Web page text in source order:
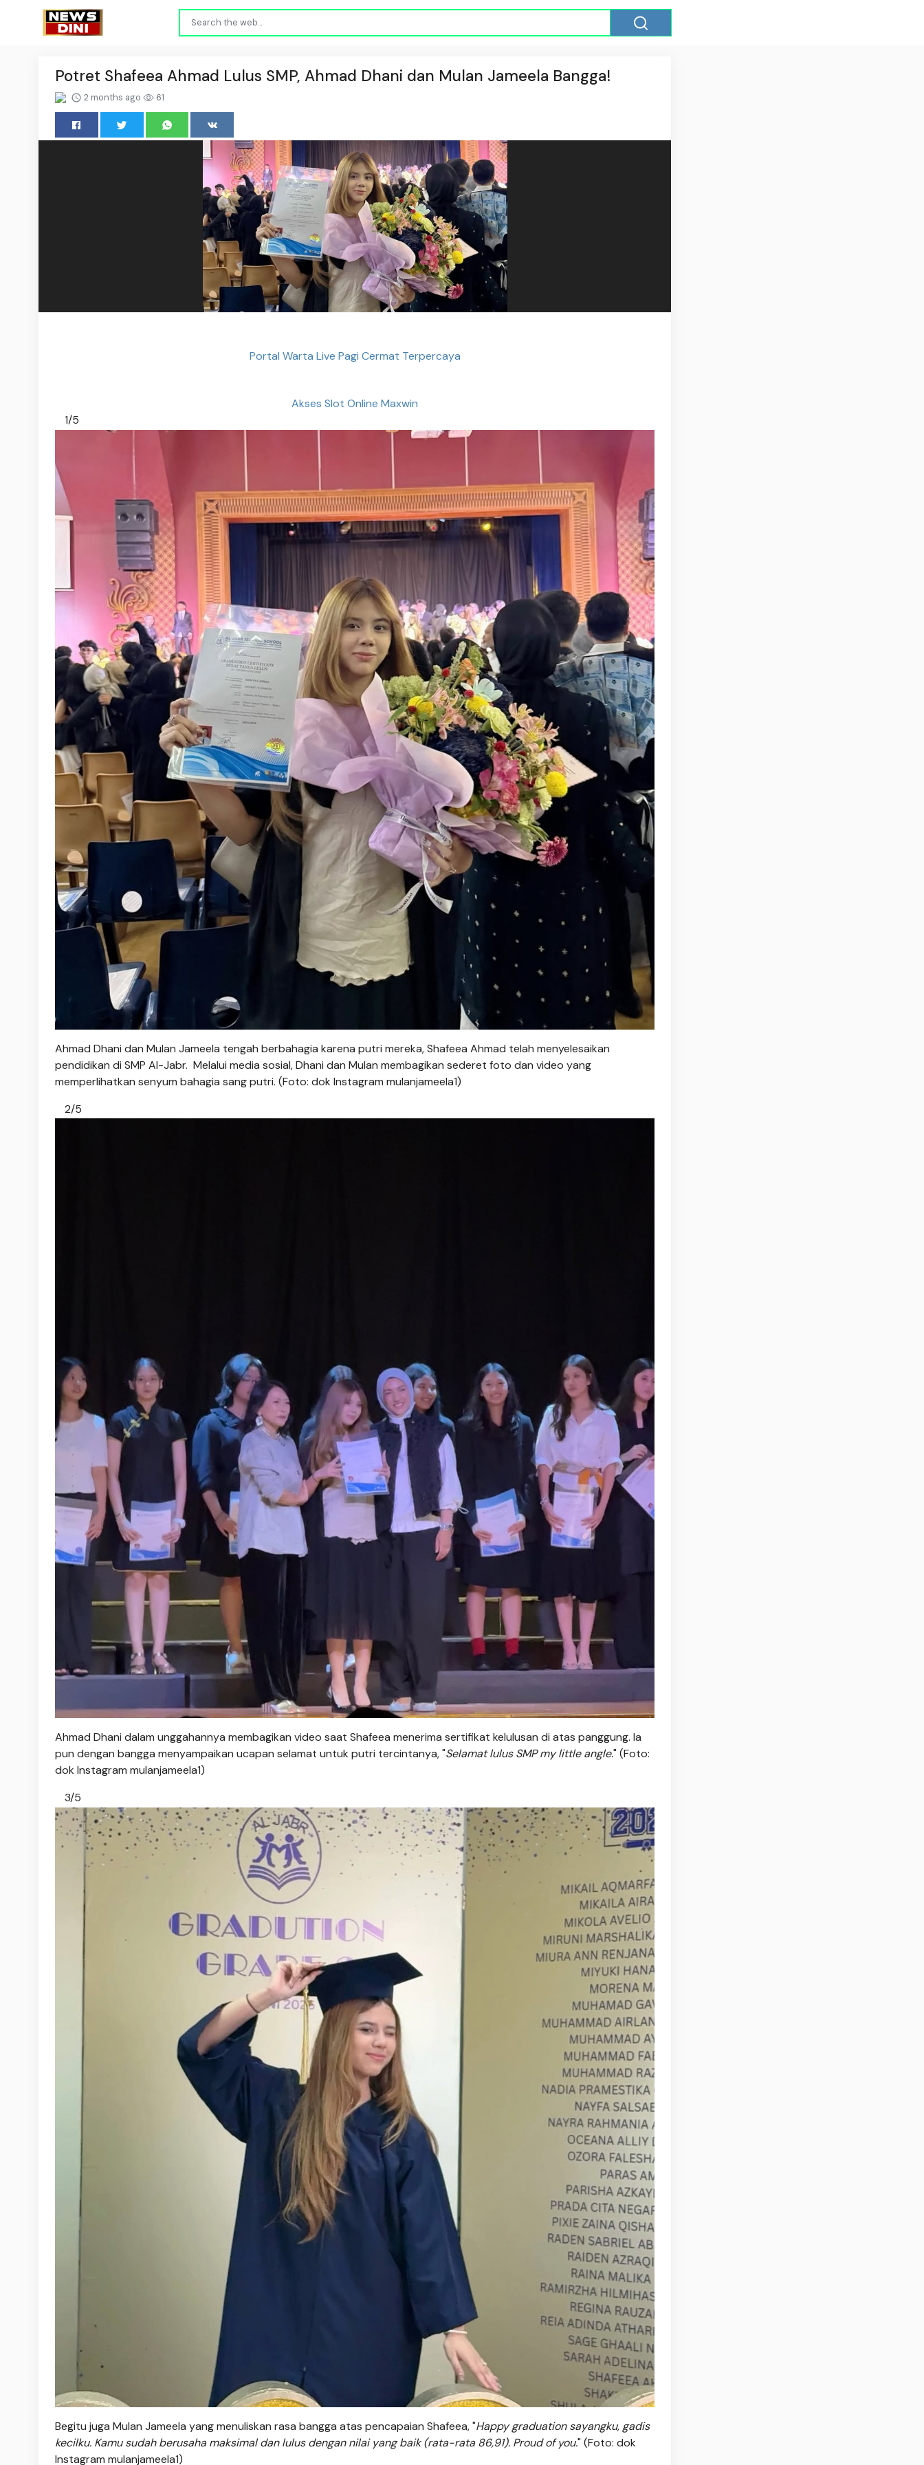
Potret Shafeea Ahmad Lulus SMP, Ahmad Dhani dan Mulan Jameela Bangga!
2 months ago 61
Portal Warta Live Pagi Cermat Terpercaya
Akses Slot Online Maxwin
1/5
Ahmad Dhani dan Mulan Jameela tengah berbahagia karena putri mereka, Shafeea Ahmad telah menyelesaikan
pendidikan di SMP Al-Jabr. Melalui media sosial, Dhani dan Mulan membagikan sederet foto dan video yang
memperlihatkan senyum bahagia sang putri. (Foto: dok Instagram mulanjameela1)
2/5
Ahmad Dhani dalam unggahannya membagikan video saat Shafeea menerima sertifikat kelulusan di atas panggung. Ia
pun dengan bangga menyampaikan ucapan selamat untuk putri tercintanya, "Selamat lulus SMP my little angle." (Foto:
dok Instagram mulanjameela1)
3/5
Begitu juga Mulan Jameela yang menuliskan rasa bangga atas pencapaian Shafeea, "Happy graduation sayangku, gadis
kecilku. Kamu sudah berusaha maksimal dan lulus dengan nilai yang baik (rata-rata 86,91). Proud of you." (Foto: dok
Instagram mulanjameela1)